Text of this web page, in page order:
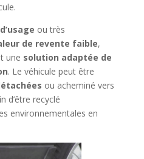
ou très
de revente faible,
une solution adaptée de
. Le véhicule peut être
ou acheminé vers
d’être recyclé
environnementales en